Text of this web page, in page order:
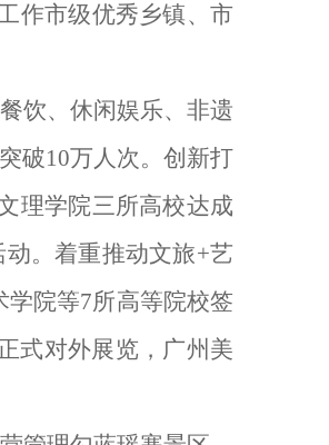
作市级优秀乡镇、市
饮、休闲娱乐、非遗
破10万人次。创新打
理学院三所高校达成
。着重推动文旅+艺
学院等7所高等院校签
式对外展览，广州美